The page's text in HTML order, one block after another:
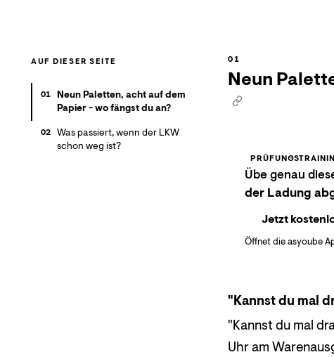
Neun
Übe genau
der Ladung
Jetzt
Öffnet die asyoube
"Kannst du mal
"Kannst du mal
Uhr am
AUF DIESER SEITE
01 Neun Paletten, acht auf dem
Papier - wo fängst du an?
02 Was passiert, wenn der LKW
schon weg ist?